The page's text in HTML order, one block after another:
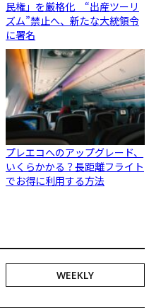
民権」を厳格化 “出産ツーリ
ズム”禁止へ、新たな大統領令
に署名
プレエコへのアップグレード、
いくらかかる？長距離フライト
でお得に利用する方法
WEEKLY